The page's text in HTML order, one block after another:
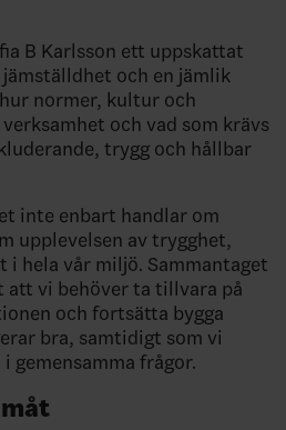
B Karlsson ett uppskattat
jämställdhet och en jämlik
normer, kultur och
och vad som krävs
trygg och hållbar
inte enbart handlar om
upplevelsen av trygghet,
i hela vår miljö. Sammantaget
att vi behöver ta tillvara på
och fortsätta bygga
bra, samtidigt som vi
gemensamma frågor.